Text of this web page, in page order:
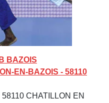
BAZOIS
EN-BAZOIS - 58110
CHATILLON EN